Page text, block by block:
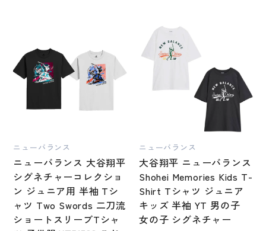
ニューバランス
ニューバランス 大谷翔平
シグネチャーコレクショ
ン ジュニア用 半袖 Tシ
ャツ Two Swords 二刀流
ショートスリーブTシャ
ニューバランス
大谷翔平 ニューバランス
Shohei Memories Kids T-
Shirt Tシャツ ジュニア
キッズ 半袖 YT 男の子
女の子 シグネチャー